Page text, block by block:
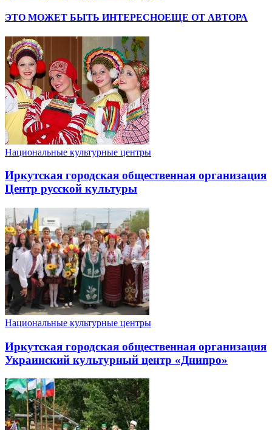
ЭТО МОЖЕТ БЫТЬ ИНТЕРЕСНОЕЩЕ ОТ АВТОРА
Национальные культурные центры
Иркутская городская общественная организация
Центр русской культуры
Национальные культурные центры
Иркутская городская общественная организация
Украинский культурный центр «Днипро»